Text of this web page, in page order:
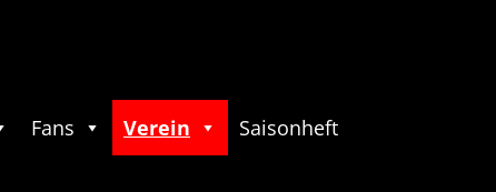
Fans Verein Saisonheft